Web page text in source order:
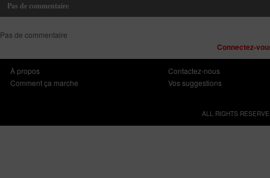
Pas de commentaire
Pas de commentaire
Connectez-
À propos
Comment ça marche
Contactez-nous
Vos suggestions
ALL RIGHTS